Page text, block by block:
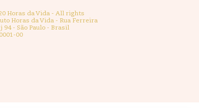
Horas da Vida - All rights
Horas da Vida - Rua Ferreira
94 - São Paulo - Brasil
00